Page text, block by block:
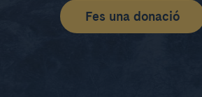
Fes una donació